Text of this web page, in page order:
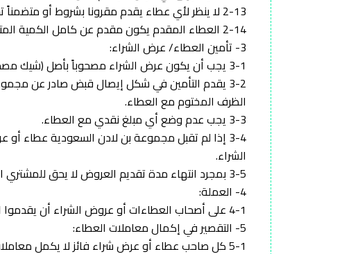
2-13 لا ينظر لأي عطاء يقدم مقرونا بشروط أو متضمناً تحفظات.
2-14 العطاء المقدم يكون مقدم عن كامل الكمية المتفق عليها ولا يجوز طلب تجزئتها بعد تقديم العرض.
3- تأمين العطاء/ عرض الشراء:
3-1 يجب أن يكون عرض الشراء مصحوباً بأصل (شيك مصدق/تحويل بنكي/إيصال إستلام نقدي).
3-2 يقدم التأمين في شكل إيصال قبض صادر عن
الظرف المختوم مع العطاء.
3-3 يجب عدم وضع أي مبلغ نقدي مع العطاء.
3-4 إذا لم تقبل مجموعة بن لادن السعودية عطاء
الشراء.
3-5 بمجرد انتهاء مدة تقديم العروض لا يحق للمشتري الانسحاب وإلا سيتم مصادرة ضمانه لصالح مجموعة بن لادنالسعودية
4- العملة:
4-1 على أصحاب العطاءات أو عروض الشراء أن يقدموا العطاءات أو عروض الشراء والتأمينات والمدفوعات بنفس العملة وهي الريال السعودي.
5- التقصير في إكمال معاملات العطاء:
5-1 كل صاحب عطاء أو عرض شراء فائز لا يكمل